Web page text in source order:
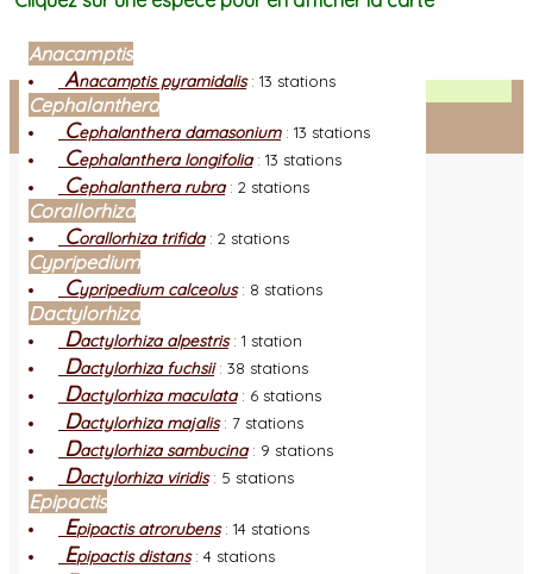
Facebook
Connexion adhérent
Anacamptis
Anacamptis pyramidalis: 13 stations
Cephalanthera
Cephalanthera damasonium: 13 stations
Cephalanthera longifolia: 13 stations
Cephalanthera rubra: 2 stations
Corallorhiza
Corallorhiza trifida: 2 stations
Cypripedium
Cypripedium calceolus: 8 stations
Dactylorhiza
Dactylorhiza alpestris: 1 station
Dactylorhiza fuchsii: 38 stations
Dactylorhiza maculata: 6 stations
Dactylorhiza majalis: 7 stations
Dactylorhiza sambucina: 9 stations
Dactylorhiza viridis: 5 stations
Epipactis
Epipactis atrorubens: 14 stations
Epipactis distans: 4 stations